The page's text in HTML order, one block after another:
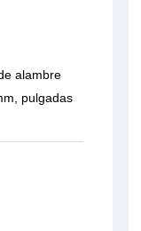
alambre
pulgadas